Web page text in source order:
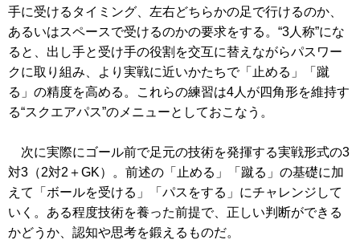
手に受けるタイミング、左右どちらかの足で行けるのか、
あるいはスペースで受けるのかの要求をする。“3人称”にな
ると、出し手と受け手の役割を交互に替えながらパスワー
クに取り組み、より実戦に近いかたちで「止める」「蹴
る」の精度を高める。これらの練習は4人が四角形を維持す
る“スクエアパス”のメニューとしておこなう。
次に実際にゴール前で足元の技術を発揮する実戦形式の3
対3（2対2＋GK）。前述の「止める」「蹴る」の基礎に加
えて「ボールを受ける」「パスをする」にチャレンジして
いく。ある程度技術を養った前提で、正しい判断ができる
かどうか、認知や思考を鍛えるものだ。